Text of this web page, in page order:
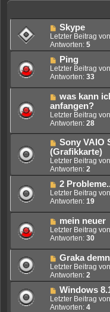
Skype
Letzter Beitrag von
Antworten: 5
Ping
Letzter Beitrag von
Antworten: 33
was kann
anfangen?
Letzter Beitrag von
Antworten: 28
Sony VAIO
(Grafikkarte)
Letzter Beitrag von
Antworten: 2
2
Letzter Beitrag von
Antworten: 19
mein neuer
Letzter Beitrag von
Antworten: 30
Graka
Letzter Beitrag von
Antworten: 2
Windows
Letzter Beitrag von
Antworten: 4